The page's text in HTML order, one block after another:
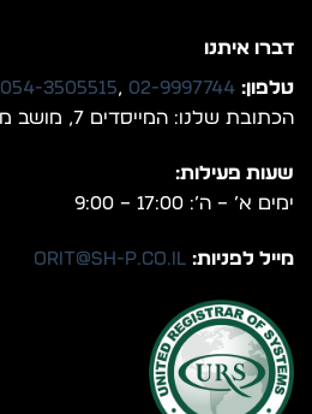
דברו איתנו
טלפון: 02-9997744
,
054-3505515
הכתובת שלנו: המייסדים 7, מושב מצליח
שעות פעילות:
ימים א’ – ה’: 17:00 – 9:00
מייל לפניות: orit@sh-p.co.il